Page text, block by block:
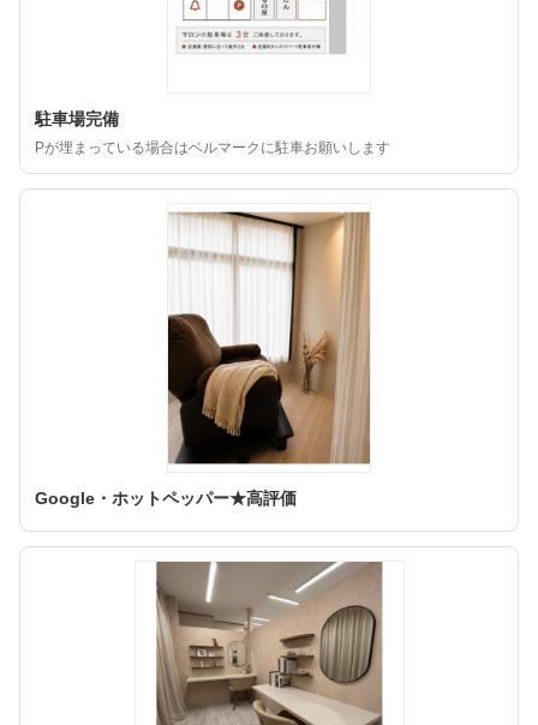
駐車場完備
Pが埋まっている場合はベルマークに駐車お願いします
Google・ホットペッパー★高評価